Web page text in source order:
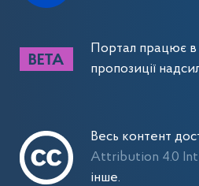
Портал працює в
пропозиції
Весь контент
Attribution 4.0
інше.